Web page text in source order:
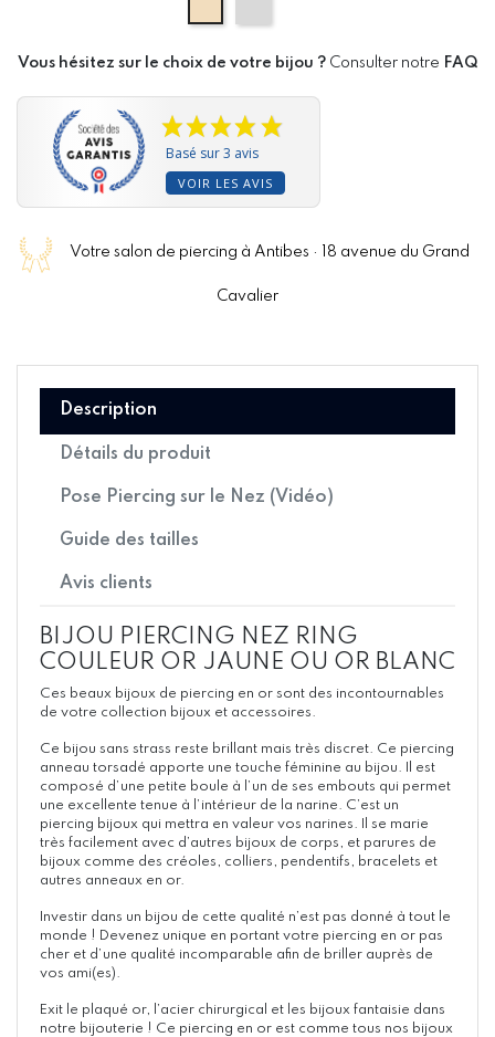
Vous hésitez sur le choix de votre bijou ? Consulter notre FAQ
Basé sur 3 avis
VOIR LES AVIS
Votre salon de piercing à Antibes · 18 avenue du Grand
Cavalier
Description
Détails du produit
Pose Piercing sur le Nez (Vidéo)
Guide des tailles
Avis clients
BIJOU PIERCING NEZ RING
COULEUR OR JAUNE OU OR BLANC
Ces beaux bijoux de piercing en or sont des incontournables
de votre collection bijoux et accessoires.
Ce bijou sans strass reste brillant mais très discret. Ce piercing
anneau torsadé apporte une touche féminine au bijou. Il est
composé d’une petite boule à l’un de ses embouts qui permet
une excellente tenue à l’intérieur de la narine. C’est un
piercing bijoux qui mettra en valeur vos narines. Il se marie
très facilement avec d’autres bijoux de corps, et parures de
bijoux comme des créoles, colliers, pendentifs, bracelets et
autres anneaux en or.
Investir dans un bijou de cette qualité n’est pas donné à tout le
monde ! Devenez unique en portant votre piercing en or pas
cher et d’une qualité incomparable afin de briller auprès de
vos ami(es).
Exit le plaqué or, l’acier chirurgical et les bijoux fantaisie dans
notre bijouterie ! Ce piercing en or est comme tous nos bijoux